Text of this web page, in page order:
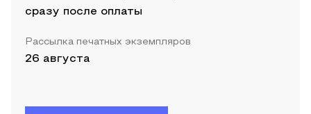
сразу после оплаты
Рассылка печатных экземпляров
26 августа